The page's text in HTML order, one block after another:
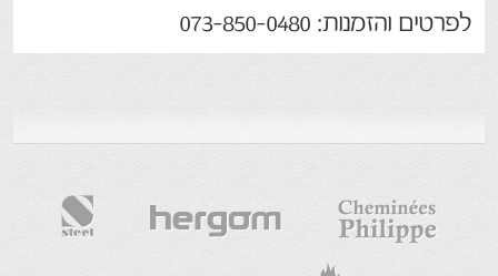
לפרטים והזמנות: 073-850-0480